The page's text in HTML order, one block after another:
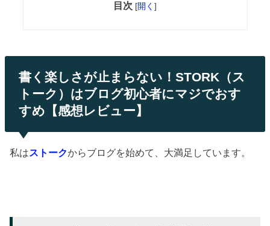
目次 [開く ]
書く楽しさが止まらない！STORK（ス
トーク）はブログ初心者にマジでおす
すめ【感想レビュー】
私はストークからブログを始めて、大満足しています。